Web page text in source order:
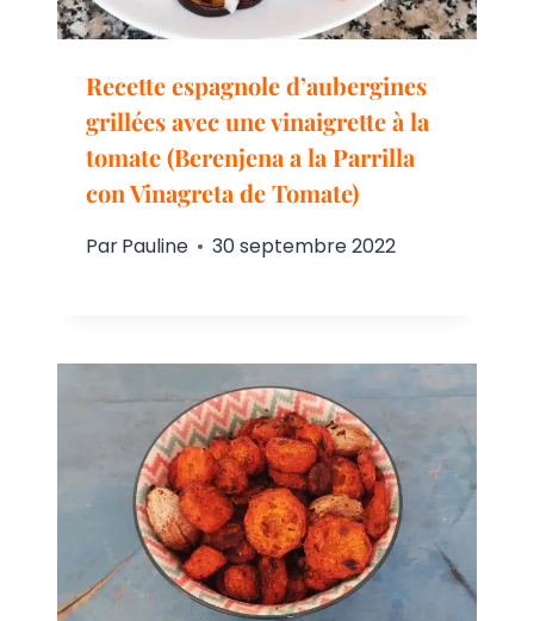
Recette espagnole d’aubergines
grillées avec une vinaigrette à la
tomate (Berenjena a la Parrilla
con Vinagreta de Tomate)
ParPauline 30 septembre 2022